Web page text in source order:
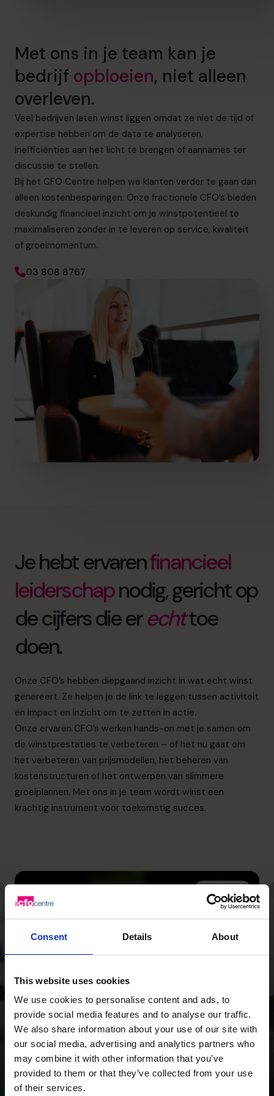
Consent Details About
This website uses cookies
We use cookies to personalise content and ads, to
provide social media features and to analyse our traffic.
We also share information about your use of our site with
our social media, advertising and analytics partners who
may combine it with other information that you’ve
provided to them or that they’ve collected from your use
of their services.
Met ons in je team kan je
bedrijf opbloeien, niet alleen
overleven.
Veel bedrijven laten winst liggen omdat ze niet de tijd of
expertise hebben om de data te analyseren,
inefficiënties aan het licht te brengen of aannames ter
discussie te stellen.
Bij het CFO Centre helpen we klanten verder te gaan dan
alleen kostenbesparingen. Onze fractionele CFO’s bieden
deskundig financieel inzicht om je winstpotentieel te
maximaliseren zonder in te leveren op service, kwaliteit
of groeimomentum.
03 808 8767
Je hebt ervarenfinancieel
leiderschapnodig, gericht op
de cijfers die erechttoe
doen.
Onze CFO’s hebben diepgaand inzicht in wat echt winst
genereert. Ze helpen je de link te leggen tussen activiteit
en impact en inzicht om te zetten in actie.
Onze ervaren CFO’s werken hands-on met je samen om
de winstprestaties te verbeteren – of het nu gaat om
het verbeteren van prijsmodellen, het beheren van
kostenstructuren of het ontwerpen van slimmere
groeiplannen. Met ons in je team wordt winst een
krachtig instrument voor toekomstig succes.
Opschalen
Met een
strategieherziening en
hebben we Wild Planet
Trust een heldere
focus voor de toekomst
gegeven.